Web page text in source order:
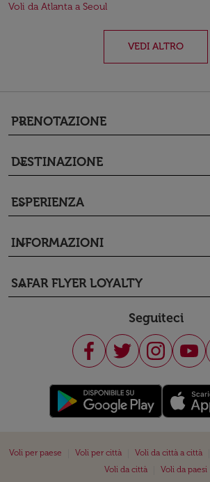
Voli da Atlanta a Seoul
VEDI ALTRO
PRENOTAZIONE
keyboard_arrow_down
DESTINAZIONE
keyboard_arrow_down
ESPERIENZA
keyboard_arrow_down
INFORMAZIONI
keyboard_arrow_down
SAFAR FLYER LOYALTY
keyboard_arrow_down
Seguiteci
Voli per paese Voli per città Voli da città a città
Voli da città
Voli da paesi